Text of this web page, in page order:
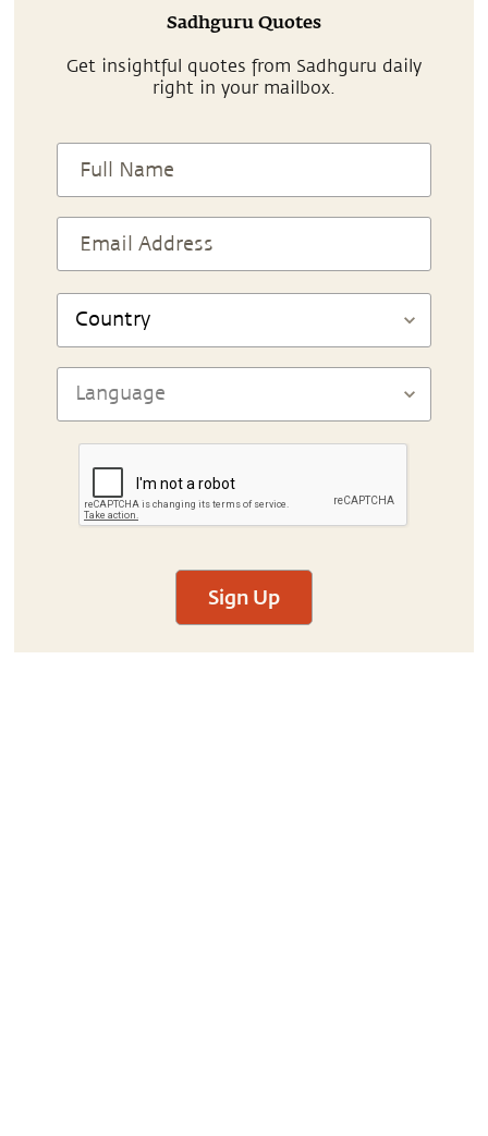
Sadhguru Quotes
Get insightful quotes from Sadhguru daily
right in your mailbox.
Sign Up